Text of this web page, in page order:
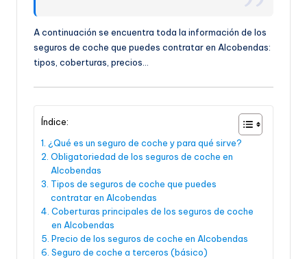
A continuación se encuentra toda la información de los
seguros de coche que puedes contratar en Alcobendas:
tipos, coberturas, precios…
Índice:
¿Qué es un seguro de coche y para qué sirve?
Obligatoriedad de los seguros de coche en
Alcobendas
Tipos de seguros de coche que puedes
contratar en Alcobendas
Coberturas principales de los seguros de coche
en Alcobendas
Precio de los seguros de coche en Alcobendas
Seguro de coche a terceros (básico)